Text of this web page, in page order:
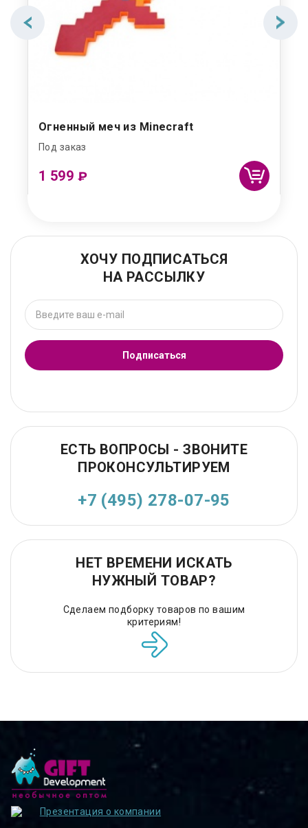
Огненный меч из Minecraft
Под заказ
1 599 ₽
ХОЧУ ПОДПИСАТЬСЯ
НА РАССЫЛКУ
Подписаться
ЕСТЬ ВОПРОСЫ - ЗВОНИТЕ
ПРОКОНСУЛЬТИРУЕМ
+7 (495) 278-07-95
НЕТ ВРЕМЕНИ ИСКАТЬ
НУЖНЫЙ ТОВАР?
Сделаем подборку товаров по вашим
критериям!
Презентация о компании